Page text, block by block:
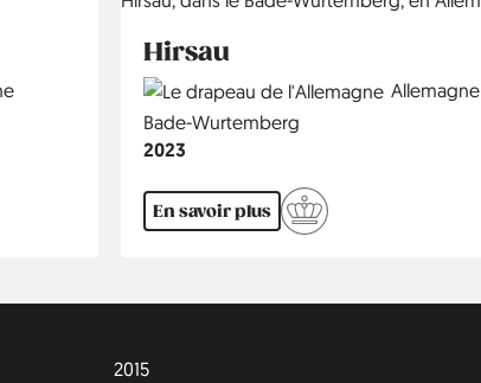
Hirsau
Country
Allemagne
Région
Bade-Wurtemberg
Année
2023
En savoir plus
2015